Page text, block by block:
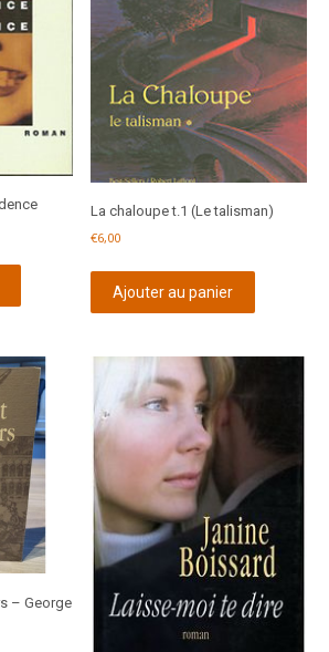
La chaloupe t.1 (Le talisman)
€6,00
Ajouter au panier
– George